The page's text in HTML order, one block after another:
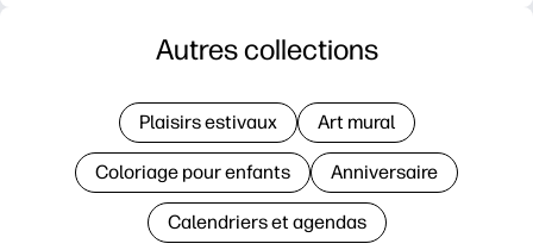
Autres collections
Plaisirs estivaux Art mural
Coloriage pour enfants Anniversaire
Calendriers et agendas